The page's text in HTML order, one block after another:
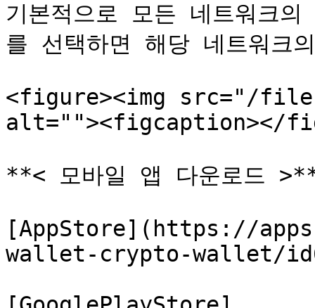
기본적으로 모든 네트워크
를 선택하면 해당 네트워크
<figure><img src="/
alt=""><figcaption></
**< 모바일 앱 다운로드
[AppStore](https://
wallet-crypto-wallet/